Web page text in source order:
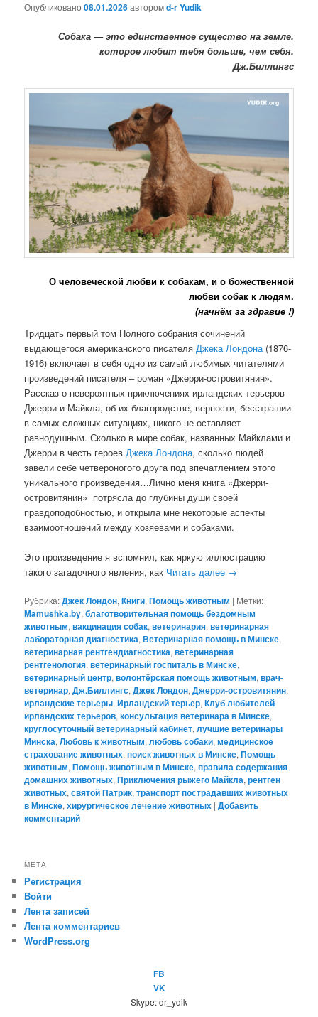
Опубликовано08.01.2026авторомd-r Yudik
Собака — это единственное существо на земле,
которое любит тебя больше, чем себя.
Дж.Биллингс
О человеческой любви к собакам, и о божественной
любви собак к людям.
(начнём за здравие !)
Тридцать первый том Полного собрания сочинений
выдающегося американского писателяДжека Лондона (1876-
1916) включает в себя одно из самый любимых читателями
произведений писателя – роман «Джерри-островитянин».
Рассказ о невероятных приключениях ирландских терьеров
Джерри и Майкла, об их благородстве, верности, бесстрашии
в самых сложных ситуациях, никого не оставляет
равнодушным. Сколько в мире собак, названных Майклами и
Джерри в честь героевДжека Лондона, сколько людей
завели себе четвероногого друга под впечатлением этого
уникального произведения…Лично меня книга «Джерри-
островитянин» потрясла до глубины души своей
правдоподобностью, и открыла мне некоторые аспекты
взаимоотношений между хозяевами и собаками.
Это произведение я вспомнил, как яркую иллюстрацию
такого загадочного явления, как Читать далее →
Рубрика:Джек Лондон,Книги,Помощь животным | Метки:
Mamushka.by,благотворительная помощь бездомным
животным,вакцинация собак,ветеринария,ветеринарная
лабораторная диагностика,Ветеринарная помощь в Минске,
ветеринарная рентгендиагностика,ветеринарная
рентгенология,ветеринарный госпиталь в Минске,
ветеринарный центр,волонтёрская помощь животным,врач-
ветеринар,Дж.Биллингс,Джек Лондон,Джерри-островитянин,
ирландские терьеры,Ирландский терьер,Клуб любителей
ирландских терьеров,консультация ветеринара в Минске,
круглосуточный ветеринарный кабинет,лучшие ветеринары
Минска,Любовь к животным,любовь собаки,медицинское
страхование животных,поиск животных в Минске,Помощь
животным,Помощь животным в Минске,правила содержания
домашних животных,Приключения рыжего Майкла,рентген
животных,святой Патрик,транспорт пострадавших животных
в Минске,хирургическое лечение животных |Добавить
комментарий
МЕТА
Регистрация
Войти
Лента записей
Лента комментариев
WordPress.org
FB
VK
Skype: dr_ydik